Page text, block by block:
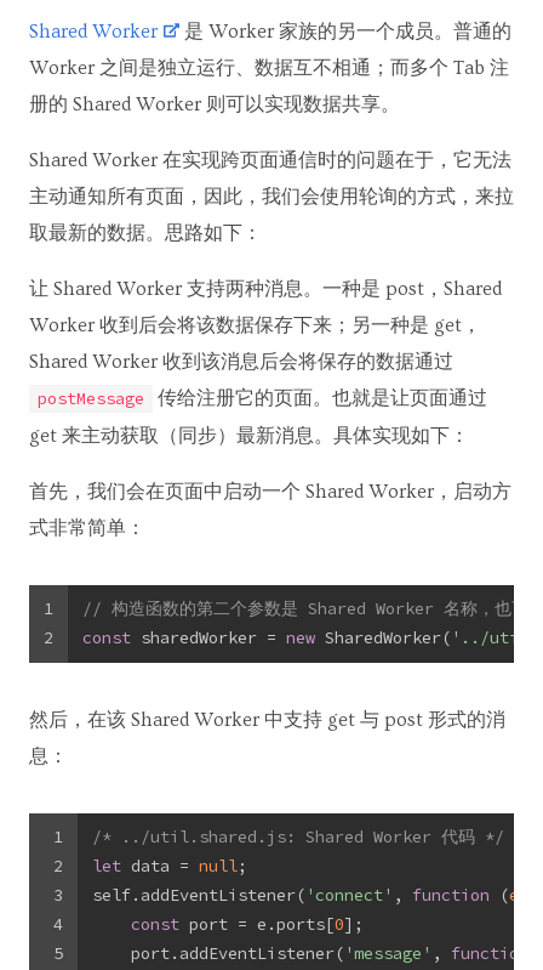
Shared Worker
是 Worker 家族的另一个成员。普通的
Worker 之间是独立运行、数据互不相通；而多个 Tab 注
册的 Shared Worker 则可以实现数据共享。
Shared Worker 在实现跨页面通信时的问题在于，它无法
主动通知所有页面，因此，我们会使用轮询的方式，来拉
取最新的数据。思路如下：
让 Shared Worker 支持两种消息。一种是 post，Shared
Worker 收到后会将该数据保存下来；另一种是 get，
Shared Worker 收到该消息后会将保存的数据通过
postMessage
传给注册它的页面。也就是让页面通过
get 来主动获取（同步）最新消息。具体实现如下：
首先，我们会在页面中启动一个 Shared Worker，启动方
式非常简单：
1
2
// 构造函数的第二个参数是 Shared Worker 名称，也可
const sharedWorker = new SharedWorker( '../
然后，在该 Shared Worker 中支持 get 与 post 形式的消
息：
1
2
3
4
5
/* ../util.shared.js: Shared Worker 代码 */
let data = null;
self.addEventListener( 'connect' , function (e
const port = e.ports[0];
    port.addEventListener(
'message' , function